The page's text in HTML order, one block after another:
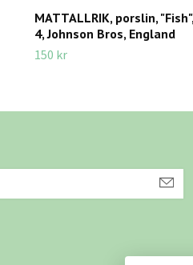
MATTALLRIK, porslin,
4, Johnson Bros, England
150 kr